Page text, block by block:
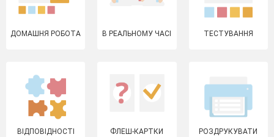
ДОМАШНЯ РОБОТА В РЕАЛЬНОМУ ЧАСІ ТЕСТУВАННЯ
ВІДПОВІДНОСТІ ФЛЕШ-КАРТКИ РОЗДРУКУВАТИ